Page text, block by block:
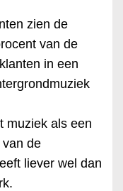
zien de
van de
in een
muziek als een
de
liever wel dan